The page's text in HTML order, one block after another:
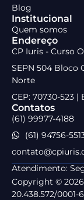
Blog
Institucional
Quem somos
Endereço
CP Iuris - Curso
SEPN 504 Bloco
Norte
CEP: 70730-523 |
Contatos
(61) 99977-4188
(61) 94756-
Atendimento:
Copyright © 2026
20.438.572/0001-